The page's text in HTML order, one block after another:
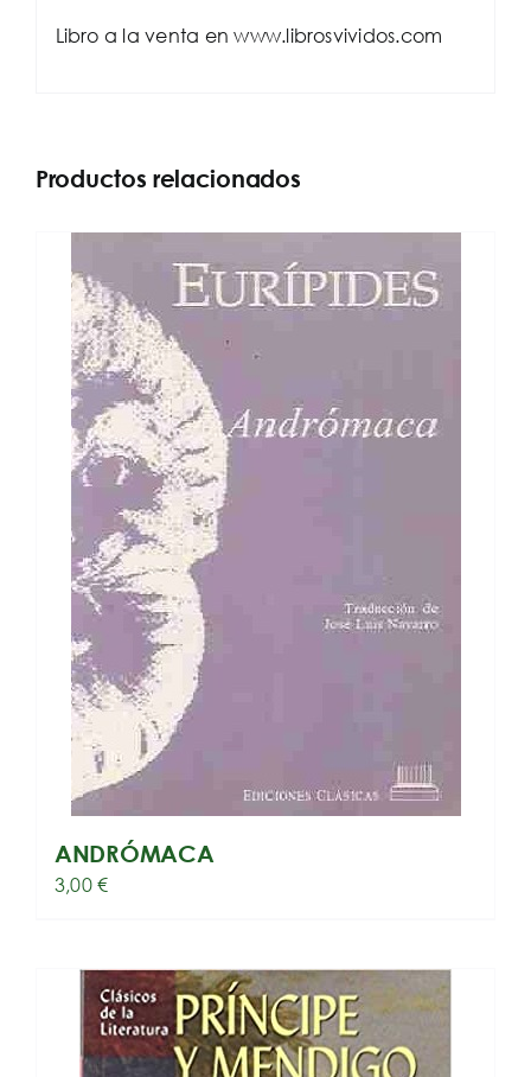
Libro a la venta en www.librosvividos.com
Productos relacionados
ANDRÓMACA
3,00€